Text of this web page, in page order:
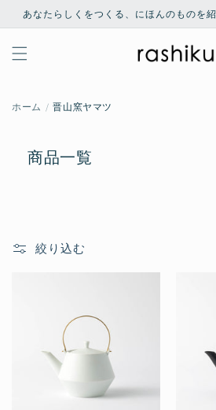
ンツに
進む
あなたらしくをつくる、にほんのものを
ホーム 晋山窯ヤマツ
商品一覧
絞り込む